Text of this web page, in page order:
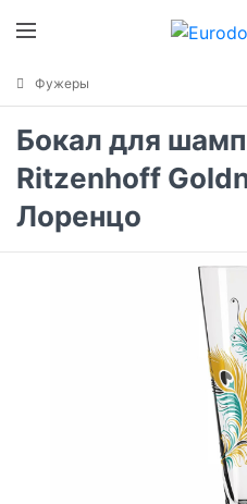
Фужеры
Бокал для
Ritzenhoff
Лоренцо